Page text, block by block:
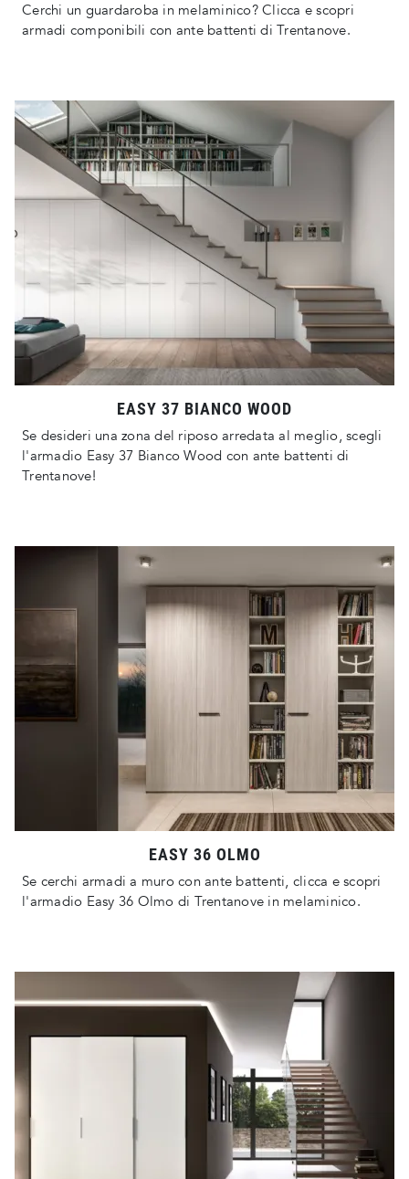
Cerchi un guardaroba in melaminico? Clicca e scopri
armadi componibili con ante battenti di Trentanove.
EASY 37 BIANCO WOOD
Se desideri una zona del riposo arredata al meglio, scegli
l'armadio Easy 37 Bianco Wood con ante battenti di
Trentanove!
EASY 36 OLMO
Se cerchi armadi a muro con ante battenti, clicca e scopri
l'armadio Easy 36 Olmo di Trentanove in melaminico.